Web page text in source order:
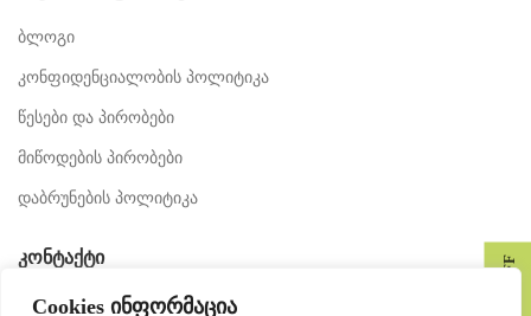
Cookies ინფორმაცია
ბლოგი
კონფიდენციალობის პოლიტიკა
წესები და პირობები
მიწოდების პირობები
დაბრუნების პოლიტიკა
ᲙᲝᲜᲢᲐᲥᲢᲘ
მედია